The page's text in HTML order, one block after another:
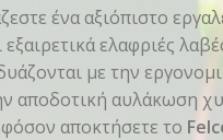
ένα αξιόπιστο
εξαιρετικά ελαφριές
με την
αποδοτική αυλάκωση
αποκτήσετε το